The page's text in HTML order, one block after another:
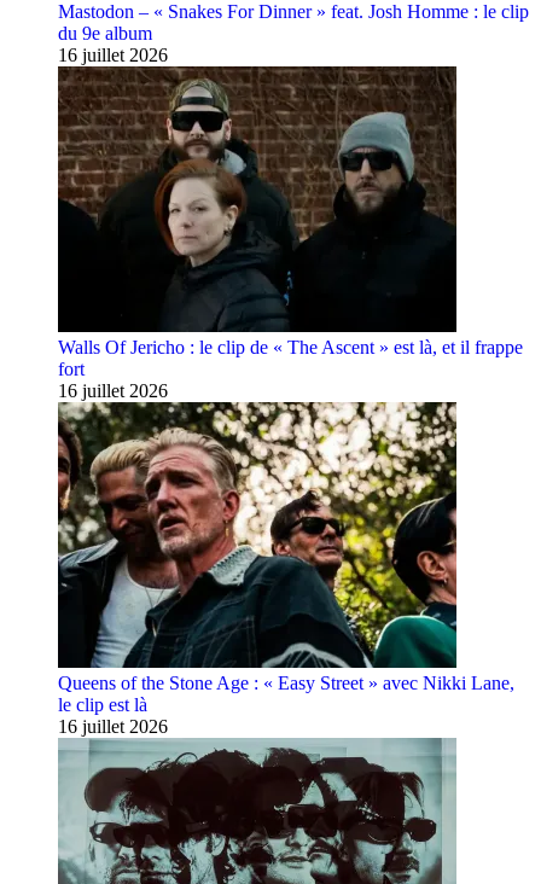
Mastodon – « Snakes For Dinner » feat. Josh Homme : le clip
du 9e album
16 juillet 2026
Walls Of Jericho : le clip de « The Ascent » est là, et il frappe
fort
16 juillet 2026
Queens of the Stone Age : « Easy Street » avec Nikki Lane,
le clip est là
16 juillet 2026